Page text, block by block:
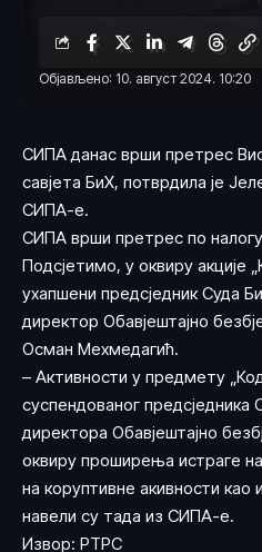
Објављено: 10. август 2024. 10:20
СИПА данас врши претрес
савјета БиХ, потврдила је
СИПА-е.
СИПА врши претрес по
Подсјетимо, у оквиру акције
ухапшени предсједник Суда
директор Обавјештајно
Осман Мехмедагић.
– Активности у предмету
суспендованог предсједника
директора Обавјештајно
оквиру проширења истраге
на коруптивне акивности као
навели су тада из СИПА-е.
Извор: РТРС